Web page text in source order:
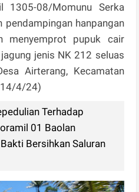
1305-08/Momunu Serka
pendampingan hanpangan
menyemprot pupuk cair
jenis NK 212 seluas
Airterang, Kecamatan
4/24)
Terhadap
01 Baolan
Bersihkan Saluran